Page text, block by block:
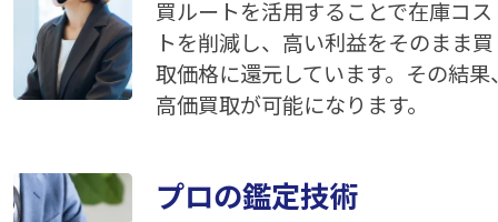
買ルートを活用することで在庫コス
トを削減し、高い利益をそのまま買
取価格に還元しています。その結果
高価買取が可能になります。
プロの鑑定技術